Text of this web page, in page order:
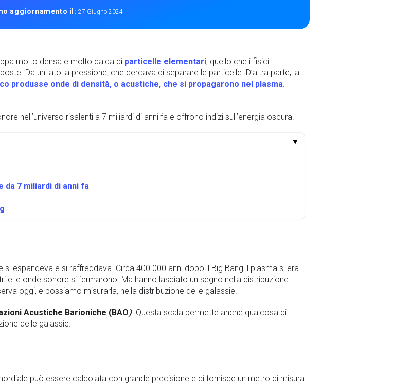
aggiornamento il:27 Giugno 2024
molto densa e molto calda di particelle elementari, quello che i fisici
Da un lato la pressione, che cercava di separare le particelle. D’altra parte, la
produsse onde di densità, o acustiche, che si propagarono nel plasma.
nell’universo risalenti a 7 miliardi di anni fa e offrono indizi sull’energia oscura.
▼
da 7 miliardi di anni fa
espandeva e si raffreddava. Circa 400.000 anni dopo il Big Bang il plasma si era
le onde sonore si fermarono. Ma hanno lasciato un segno nella distribuzione
oggi, e possiamo misurarla, nella distribuzione delle galassie.
Acustiche Barioniche (BAO). Questa scala permette anche qualcosa di
delle galassie.
può essere calcolata con grande precisione e ci fornisce un metro di misura